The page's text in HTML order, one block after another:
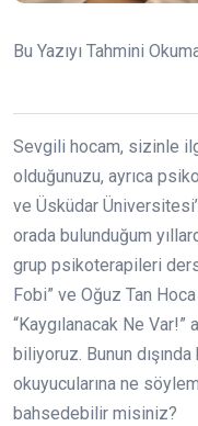
Bu Yazıyı Tahmini
Sevgili hocam, sizinle
olduğunuzu, ayrıca
ve Üsküdar
orada bulunduğum
grup psikoterapileri
Fobi” ve Oğuz Tan
“Kaygılanacak Ne Var!”
biliyoruz. Bunun
okuyucularına ne
bahsedebilir misiniz?